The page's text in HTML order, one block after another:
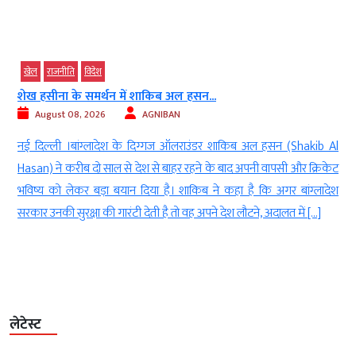
खेल राजनीति विदेश
शेख हसीना के समर्थन में शाकिब अल हसन...
August 08, 2026 AGNIBAN
नई दिल्ली ।बांग्लादेश के दिग्गज ऑलराउंडर शाकिब अल हसन (Shakib Al
Hasan) ने करीब दो साल से देश से बाहर रहने के बाद अपनी वापसी और क्रिकेट
भविष्य को लेकर बड़ा बयान दिया है। शाकिब ने कहा है कि अगर बांग्लादेश
सरकार उनकी सुरक्षा की गारंटी देती है तो वह अपने देश लौटने, अदालत में […]
लेटेस्ट